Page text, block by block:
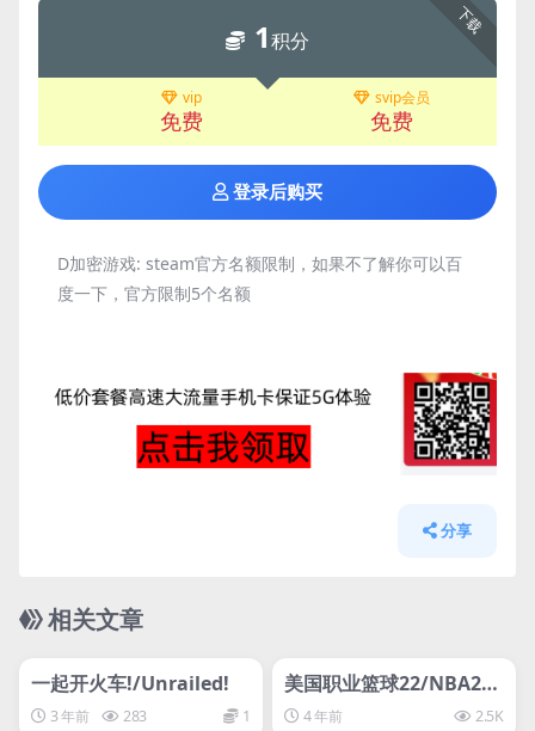
下载
1积分
vip
免费
svip会员
免费
登录后购买
D加密游戏: steam官方名额限制，如果不了解你可以百
度一下，官方限制5个名额
分享
相关文章
svip专属
一起开火车!/Unrailed!
3 年前 283 1
svip专属
美国职业篮球22/NBA2K
224 年前 2.5K